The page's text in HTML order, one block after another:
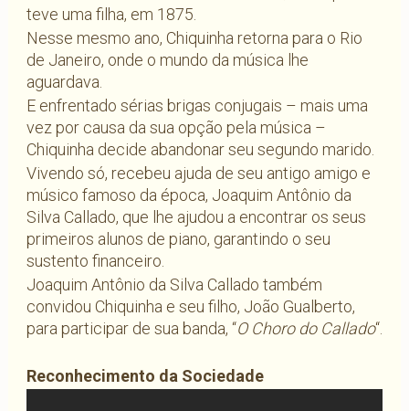
teve uma filha, em 1875.
Nesse mesmo ano, Chiquinha retorna para o Rio
de Janeiro, onde o mundo da música lhe
aguardava.
E enfrentado sérias brigas conjugais – mais uma
vez por causa da sua opção pela música –
Chiquinha decide abandonar seu segundo marido.
Vivendo só, recebeu ajuda de seu antigo amigo e
músico famoso da época, Joaquim Antônio da
Silva Callado, que lhe ajudou a encontrar os seus
primeiros alunos de piano, garantindo o seu
sustento financeiro.
Joaquim Antônio da Silva Callado também
convidou Chiquinha e seu filho, João Gualberto,
para participar de sua banda, “O Choro do Callado“.
Reconhecimento da Sociedade